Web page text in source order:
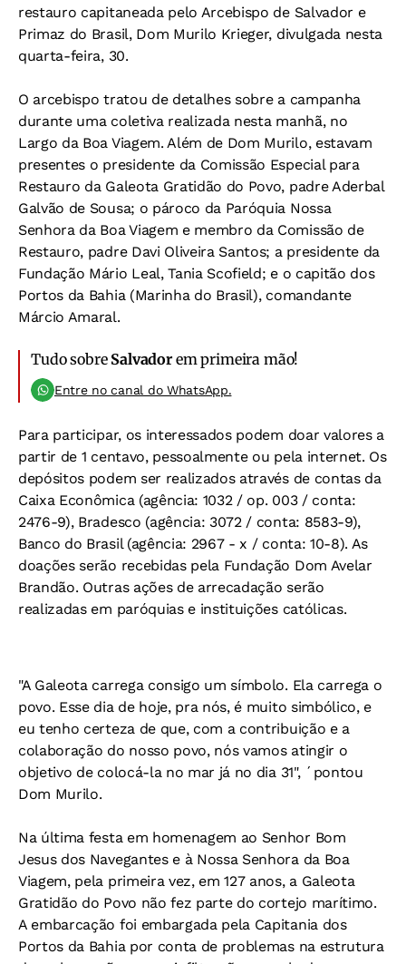
restauro capitaneada pelo Arcebispo de Salvador e
Primaz do Brasil, Dom Murilo Krieger, divulgada nesta
quarta-feira, 30.
O arcebispo tratou de detalhes sobre a campanha
durante uma coletiva realizada nesta manhã, no
Largo da Boa Viagem. Além de Dom Murilo, estavam
presentes o presidente da Comissão Especial para
Restauro da Galeota Gratidão do Povo, padre Aderbal
Galvão de Sousa; o pároco da Paróquia Nossa
Senhora da Boa Viagem e membro da Comissão de
Restauro, padre Davi Oliveira Santos; a presidente da
Fundação Mário Leal, Tania Scofield; e o capitão dos
Portos da Bahia (Marinha do Brasil), comandante
Márcio Amaral.
Tudo sobre Salvadorem primeira mão!
Entre no canal do WhatsApp.
Para participar, os interessados podem doar valores a
partir de 1 centavo, pessoalmente ou pela internet. Os
depósitos podem ser realizados através de contas da
Caixa Econômica (agência: 1032 / op. 003 / conta:
2476-9), Bradesco (agência: 3072 / conta: 8583-9),
Banco do Brasil (agência: 2967 - x / conta: 10-8). As
doações serão recebidas pela Fundação Dom Avelar
Brandão. Outras ações de arrecadação serão
realizadas em paróquias e instituições católicas.
"A Galeota carrega consigo um símbolo. Ela carrega o
povo. Esse dia de hoje, pra nós, é muito simbólico, e
eu tenho certeza de que, com a contribuição e a
colaboração do nosso povo, nós vamos atingir o
objetivo de colocá-la no mar já no dia 31", ´pontou
Dom Murilo.
Na última festa em homenagem ao Senhor Bom
Jesus dos Navegantes e à Nossa Senhora da Boa
Viagem, pela primeira vez, em 127 anos, a Galeota
Gratidão do Povo não fez parte do cortejo marítimo.
A embarcação foi embargada pela Capitania dos
Portos da Bahia por conta de problemas na estrutura